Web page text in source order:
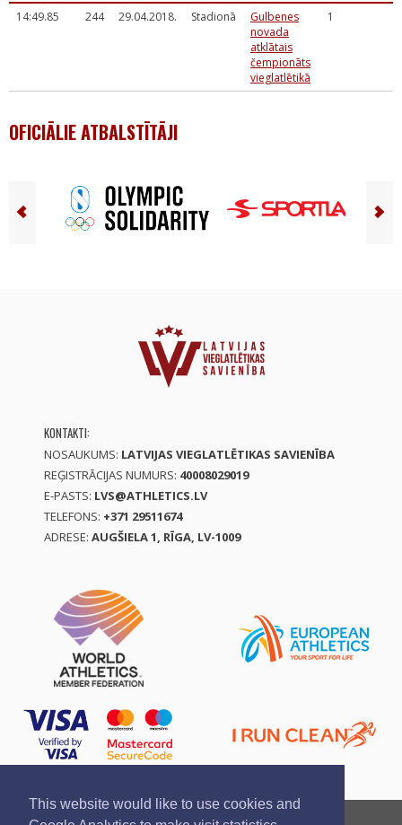
This website would like to use cookies and
14:49.85 244 29.04.2018. Stadionā
Gulbenes
novada
atklātais
čempionāts
vieglatlētikā
1
OFICIĀLIE ATBALSTĪTĀJI
KONTAKTI:
NOSAUKUMS: LATVIJAS VIEGLATLĒTIKAS SAVIENĪBA
REĢISTRĀCIJAS NUMURS: 40008029019
E-PASTS: LVS@ATHLETICS.LV
TELEFONS: +371 29511674
ADRESE: AUGŠIELA 1, RĪGA, LV-1009